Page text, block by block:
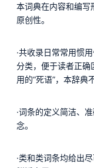
本词典在内容和编写
原创性。
·共收录日常常用惯
分类，便于读者正确
用的“死语”，本辞典
·词条的定义简洁、
念。
·类和类词条均给出